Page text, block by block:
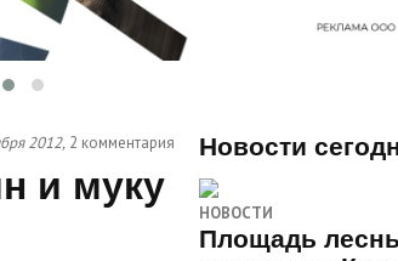
2012, 2 комментария
и муку
Новости
НОВОСТИ
Площадь